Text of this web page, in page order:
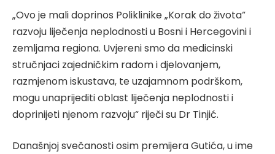
„Ovo je mali doprinos Poliklinike „Korak do života“
razvoju liječenja neplodnosti u Bosni i Hercegovini i
zemljama regiona. Uvjereni smo da medicinski
stručnjaci zajedničkim radom i djelovanjem,
razmjenom iskustava, te uzajamnom podrškom,
mogu unaprijediti oblast liječenja neplodnosti i
doprinijeti njenom razvoju“ riječi su Dr Tinjić.
Današnjoj svečanosti osim premijera Gutića, u ime